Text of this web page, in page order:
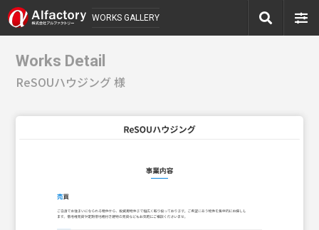
WORKS GALLERY
Works Detail
ReSOUハウジング 様